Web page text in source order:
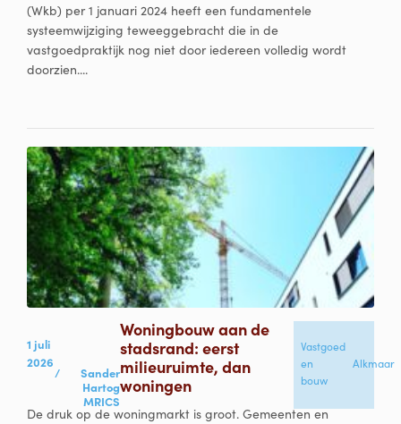
(Wkb) per 1 januari 2024 heeft een fundamentele
systeemwijziging teweeggebracht die in de
vastgoedpraktijk nog niet door iedereen volledig wordt
doorzien....
1 juli
2026
/
Sander
Hartog
MRICS
Woningbouw aan de
stadsrand: eerst
milieuruimte, dan
woningen
Vastgoed
en
bouw
Alkmaar
De druk op de woningmarkt is groot. Gemeenten en